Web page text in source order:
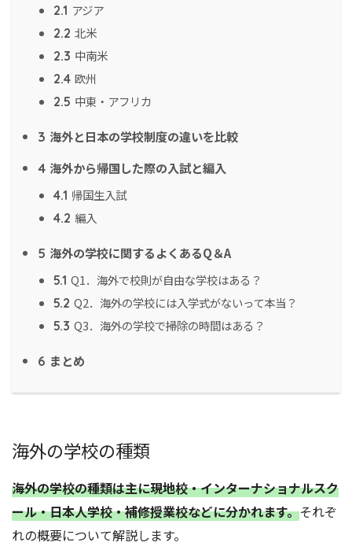
2.1 アジア
2.2 北米
2.3 中南米
2.4 欧州
2.5 中東・アフリカ
3 海外と日本の学校制度の違いを比較
4 海外から帰国した際の入試と編入
4.1 帰国生入試
4.2 編入
5 海外の学校に関するよくあるQ＆A
5.1 Q1．海外で校則が自由な学校はある？
5.2 Q2．海外の学校には入学式がないって本当？
5.3 Q3．海外の学校で掃除の時間はある？
6 まとめ
海外の学校の種類
海外の学校の種類は主に現地校・インターナショナルスク
ール・日本人学校・補修授業校などに分かれます。それぞ
れの概要について解説します。